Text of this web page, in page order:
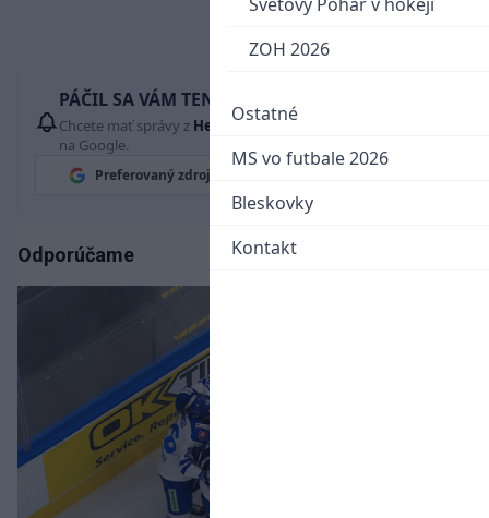
ZOH 2026
Ostatné
MS vo futbale 2026
Bleskovky
Kontakt
PÁČIL SA VÁM TENTO ČLÁNOK?
Chcete mať správy z Hetrik.skvždy ako prví? Pridajte si nás
na Google.
Preferovaný zdroj
Odporúčame